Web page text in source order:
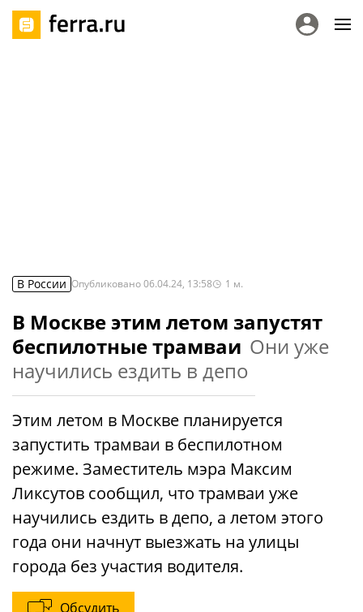
В России Опубликовано06.04.24, 13:58 1 м.
В Москве этим летом запустят
беспилотные трамваи Они уже
научились ездить в депо
Этим летом в Москве планируется
запустить трамваи в беспилотном
режиме. Заместитель мэра Максим
Ликсутов сообщил, что трамваи уже
научились ездить в депо, а летом этого
года они начнут выезжать на улицы
города без участия водителя.
Обсудить